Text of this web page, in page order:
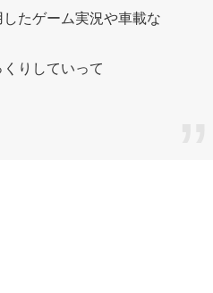
たゲーム実況や車載な
りしていって